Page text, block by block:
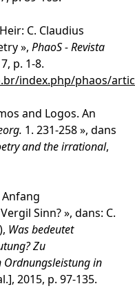
C. Claudius
», PhaoS - Revista
p. 1-8.
index.php/phaos/
and Logos. An
1. 231-258 », dans
and the irrational,
Sinn? », dans: C.
Was bedeutet
Zu
in
2015, p. 97-135.